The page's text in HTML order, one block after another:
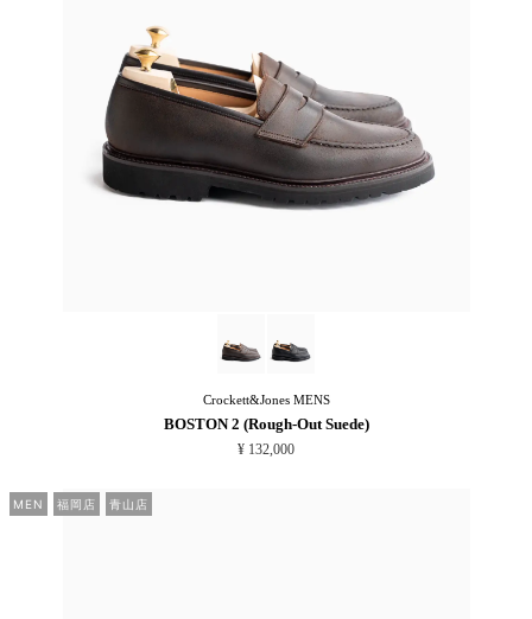
Crockett&JonesMENS
BOSTON 2 (Rough-Out Suede)
¥ 132,000
MEN 福岡店 青山店